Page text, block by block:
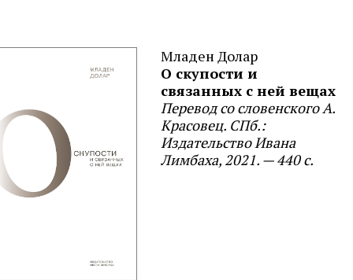
Младен Долар
О скупости и
связанных с ней вещах
Перевод со словенскогоА.
Красовец. СПб.:
Издательство Ивана
Лимбаха, 2021. — 440 с.